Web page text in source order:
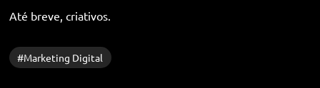
Até breve, criativos.
Marketing Digital